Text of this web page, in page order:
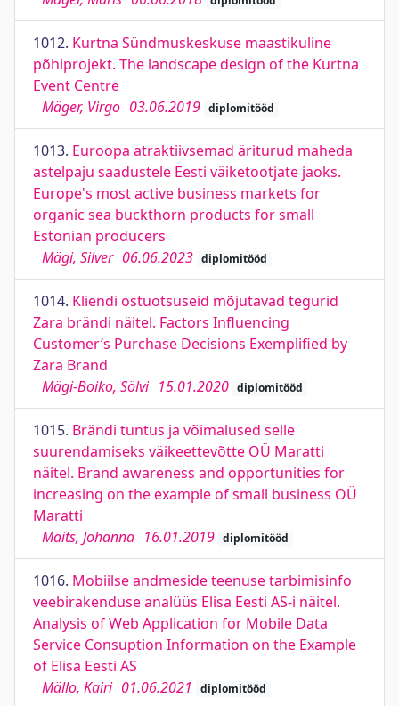
1012. Kurtna Sündmuskeskuse maastikuline
põhiprojekt. The landscape design of the Kurtna
Event Centre
Mäger, Virgo 03.06.2019 diplomitööd
1013. Euroopa atraktiivsemad äriturud maheda
astelpaju saadustele Eesti väiketootjate jaoks.
Europe's most active business markets for
organic sea buckthorn products for small
Estonian producers
Mägi, Silver 06.06.2023 diplomitööd
1014. Kliendi ostuotsuseid mõjutavad tegurid
Zara brändi näitel. Factors Influencing
Customer’s Purchase Decisions Exemplified by
Zara Brand
Mägi-Boiko, Sölvi 15.01.2020 diplomitööd
1015. Brändi tuntus ja võimalused selle
suurendamiseks väikeettevõtte OÜ Maratti
näitel. Brand awareness and opportunities for
increasing on the example of small business OÜ
Maratti
Mäits, Johanna 16.01.2019 diplomitööd
1016. Mobiilse andmeside teenuse tarbimisinfo
veebirakenduse analüüs Elisa Eesti AS-i näitel.
Analysis of Web Application for Mobile Data
Service Consuption Information on the Example
of Elisa Eesti AS
Mällo, Kairi 01.06.2021 diplomitööd